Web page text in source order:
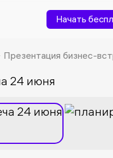
Начать
Презентация бизнес-